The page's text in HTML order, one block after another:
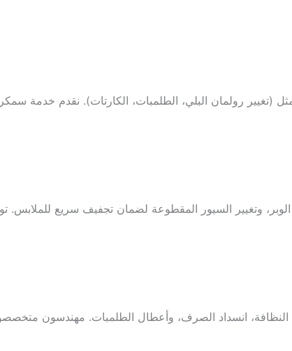
مثل (تغيير رولمان البلي، الطلمبات، الكارتات). نقدم
وتغيير السيور المقطوعة لضمان تجفيف سريع للملابس.
النظافة، انسداد الصرف، وأعطال الطلمبات. مهندسون